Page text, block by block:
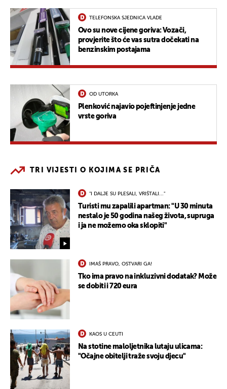
TELEFONSKA SJEDNICA VLADE
Ovo su nove cijene goriva: Vozači,
provjerite što će vas sutra dočekati na
benzinskim postajama
OD UTORKA
Plenković najavio pojeftinjenje jedne
vrste goriva
TRI VIJESTI O KOJIMA SE PRIČA
"I DALJE SU PLESALI, VRIŠTALI..."
Turisti mu zapalili apartman: "U 30 minuta
nestalo je 50 godina našeg života, supruga
i ja ne možemo oka sklopiti"
IMAŠ PRAVO, OSTVARI GA!
Tko ima pravo na inkluzivni dodatak? Može
se dobiti i 720 eura
KAOS U CEUTI
Na stotine maloljetnika lutaju ulicama:
"Očajne obitelji traže svoju djecu"